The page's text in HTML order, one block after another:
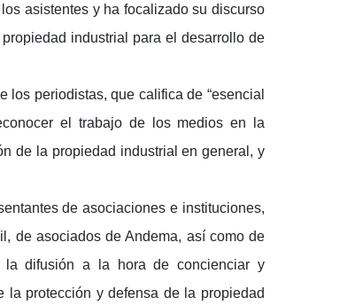
asistentes y ha focalizado su discurso
industrial para el desarrollo de
los periodistas, que califica de “esencial
el trabajo de los medios en la
de la propiedad industrial en general, y
de asociaciones e instituciones,
de asociados de Andema, así como de
la difusión a la hora de concienciar y
la protección y defensa de la propiedad